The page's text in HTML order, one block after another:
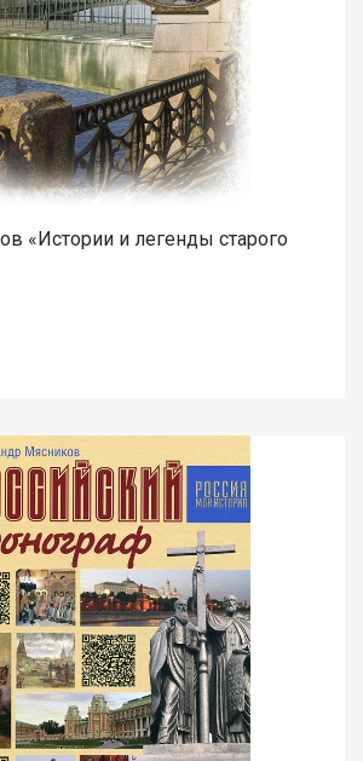
«Истории и легенды старого